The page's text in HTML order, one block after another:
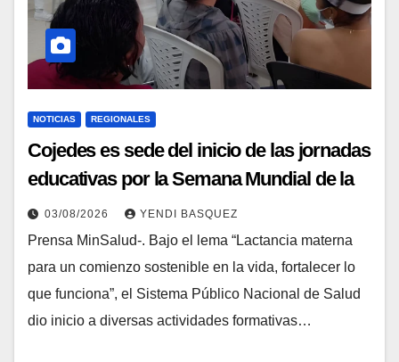
NOTICIAS REGIONALES
Cojedes es sede del inicio de las jornadas
educativas por la Semana Mundial de la
Lactancia Materna
03/08/2026 YENDI BASQUEZ
Prensa MinSalud-. Bajo el lema “Lactancia materna
para un comienzo sostenible en la vida, fortalecer lo
que funciona”, el Sistema Público Nacional de Salud
dio inicio a diversas actividades formativas…